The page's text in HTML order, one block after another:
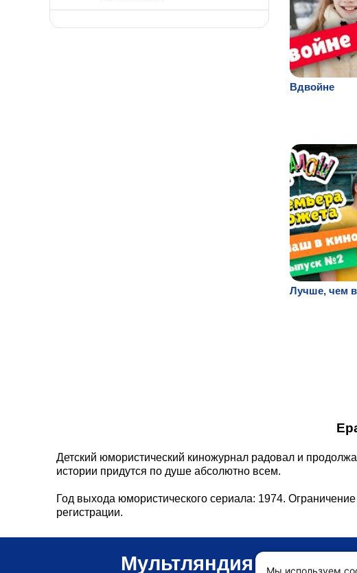
Вдвойне
Лучше, чем
Детский юмористический киножурнал радовал и
истории придутся по душе абсолютно всем.
Год выхода юмористического сериала: 1974.
регистрации.
Мультляндия Мы используем